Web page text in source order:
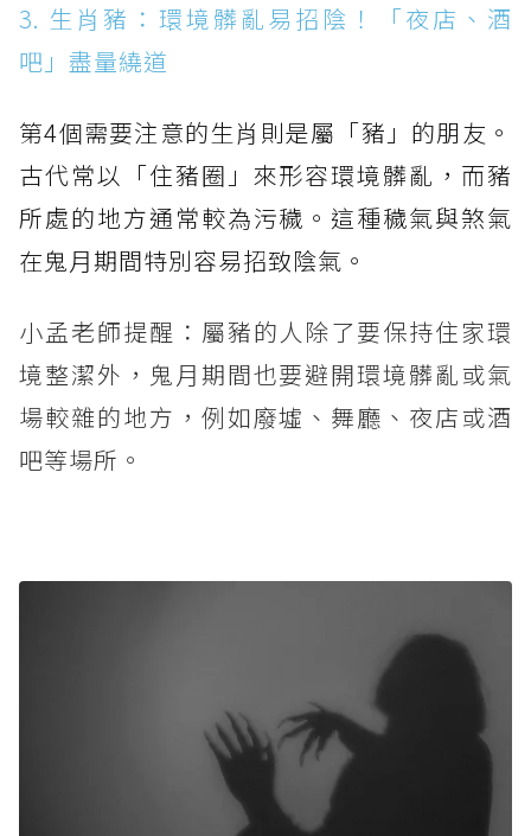
3. 生肖豬：環境髒亂易招陰！「夜店、酒
吧」盡量繞道
第4個需要注意的生肖則是屬「豬」的朋友。
古代常以「住豬圈」來形容環境髒亂，而豬
所處的地方通常較為污穢。這種穢氣與煞氣
在鬼月期間特別容易招致陰氣。
小孟老師提醒：屬豬的人除了要保持住家環
境整潔外，鬼月期間也要避開環境髒亂或氣
場較雜的地方，例如廢墟、舞廳、夜店或酒
吧等場所。